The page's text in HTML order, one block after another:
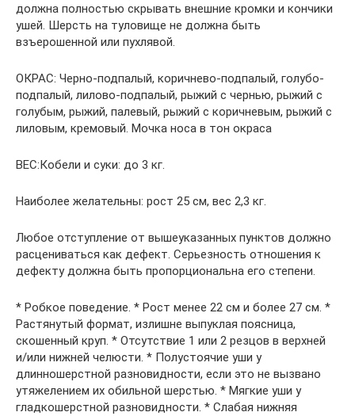
должна полностью скрывать внешние кромки и кончики
ушей. Шерсть на туловище не должна быть
взъерошенной или пухлявой.
ОКРАС: Черно-подпалый, коричнево-подпалый, голубо-
подпалый, лилово-подпалый, рыжий с чернью, рыжий с
голубым, рыжий, палевый, рыжий с коричневым, рыжий с
лиловым, кремовый. Мочка носа в тон окраса
ВЕС:Кобели и суки: до 3 кг.
Наиболее желательны: рост 25 см, вес 2,3 кг.
Любое отступление от вышеуказанных пунктов должно
расцениваться как дефект. Серьезность отношения к
дефекту должна быть пропорциональна его степени.
* Робкое поведение. * Рост менее 22 см и более 27 см. *
Растянутый формат, излишне выпуклая поясница,
скошенный круп. * Отсутствие 1 или 2 резцов в верхней
и/или нижней челюсти. * Полустоячие уши у
длинношерстной разновидности, если это не вызвано
утяжелением их обильной шерстью. * Мягкие уши у
гладкошерстной разновидности. * Слабая нижняя